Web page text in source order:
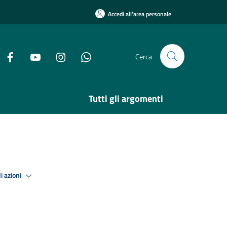
Accedi all'area personale
Cerca
Tutti gli argomenti
azioni